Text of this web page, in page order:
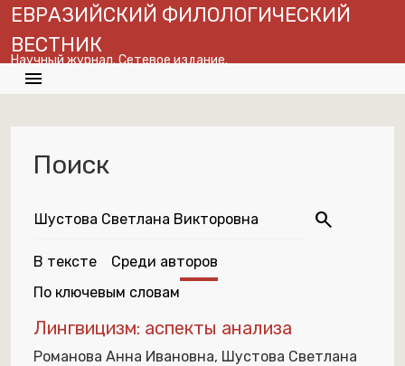
ЕВРАЗИЙСКИЙ ФИЛОЛОГИЧЕСКИЙ
ВЕСТНИК
Научный журнал. Сетевое издание.
search
menu
Поиск
search
В тексте
Среди авторов
По ключевым словам
Лингвицизм: аспекты анализа
Романова Анна Ивановна, Шустова Светлана